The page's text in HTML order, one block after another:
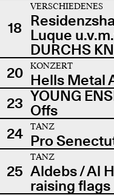
18
VERSCHIEDENES
Luque
DURCHS
20
KONZERT
Hells Metal
23 YOUNG
Offs
24
TANZ
Pro
25
TANZ
Aldebs / Al
raising flags